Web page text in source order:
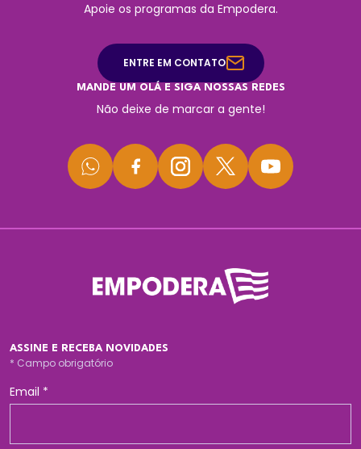
Apoie os programas da Empodera.
ENTRE EM CONTATO
MANDE UM OLÁ E SIGA NOSSAS REDES
Não deixe de marcar a gente!
ASSINE E RECEBA NOVIDADES
* Campo obrigatório
Email *